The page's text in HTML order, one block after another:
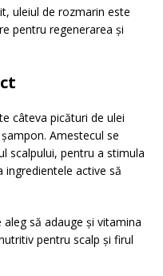
uleiul de rozmarin este
pentru regenerarea și
câteva picături de ulei
Amestecul se
scalpului, pentru a stimula
ingredientele active să
să adauge și vitamina
pentru scalp și firul